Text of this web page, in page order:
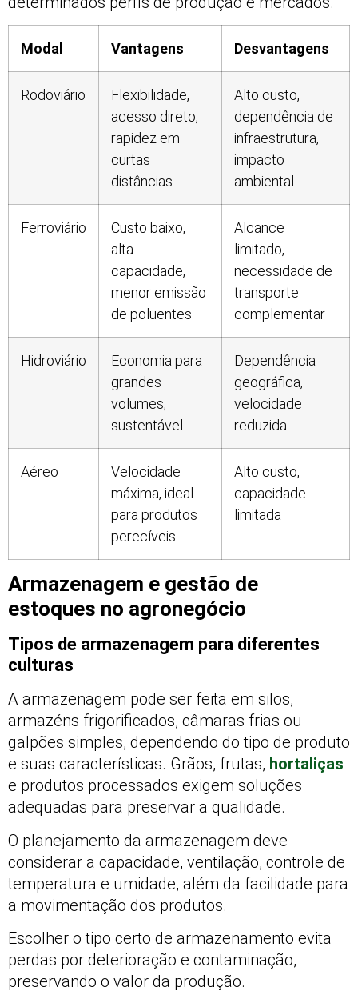
Modal Vantagens Desvantagens
Rodoviário
Flexibilidade,
acesso direto,
rapidez em
curtas
distâncias
Alto custo,
dependência de
infraestrutura,
impacto
ambiental
Ferroviário
Custo baixo,
alta
capacidade,
menor emissão
de poluentes
Alcance
limitado,
necessidade de
transporte
complementar
Hidroviário
Economia para
grandes
volumes,
sustentável
Dependência
geográfica,
velocidade
reduzida
Aéreo
Velocidade
máxima, ideal
para produtos
perecíveis
Alto custo,
capacidade
limitada
Armazenagem e gestão de
estoques no agronegócio
Tipos de armazenagem para diferentes
culturas
A armazenagem pode ser feita em silos,
armazéns frigorificados, câmaras frias ou
galpões simples, dependendo do tipo de produto
e suas características. Grãos, frutas, hortaliças
e produtos processados exigem soluções
adequadas para preservar a qualidade.
O planejamento da armazenagem deve
considerar a capacidade, ventilação, controle de
temperatura e umidade, além da facilidade para
a movimentação dos produtos.
Escolher o tipo certo de armazenamento evita
perdas por deterioração e contaminação,
preservando o valor da produção.